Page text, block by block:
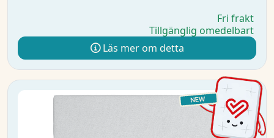
Fri frakt
Tillgänglig omedelbart
Läs mer om detta